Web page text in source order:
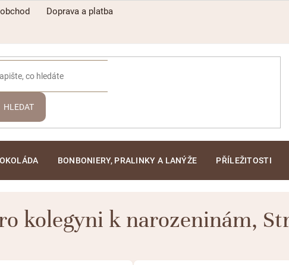
Doprava a platba
HLEDAT
BONBONIERY, PRALINKY A LANÝŽE PŘÍLEŽITOSTI
kolegyni k narozeninám,